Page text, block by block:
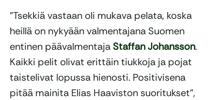
”Tsekkiä vastaan oli mukava pelata, koska
heillä on nykyään valmentajana Suomen
entinen päävalmentaja Staffan Johansson.
Kaikki pelit olivat erittäin tiukkoja ja pojat
taistelivat lopussa hienosti. Positivisena
pitää mainita Elias Haaviston suoritukset”,